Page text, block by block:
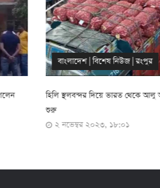
বাংলাদেশ |বিশেষ নিউজ| রংপুর
হিলি স্থলবন্দর দিয়ে ভারত থেকে আলু আমদানি
২ নভেম্বর ২০২৩, ১৮:০১